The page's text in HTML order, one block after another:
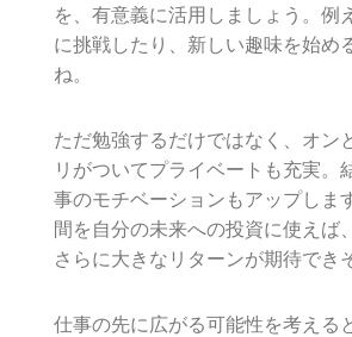
を、有意義に活用しましょう。例
に挑戦したり、新しい趣味を始め
ね。
ただ勉強するだけではなく、オン
リがついてプライベートも充実。
事のモチベーションもアップしま
間を自分の未来への投資に使えば
さらに大きなリターンが期待でき
仕事の先に広がる可能性を考える